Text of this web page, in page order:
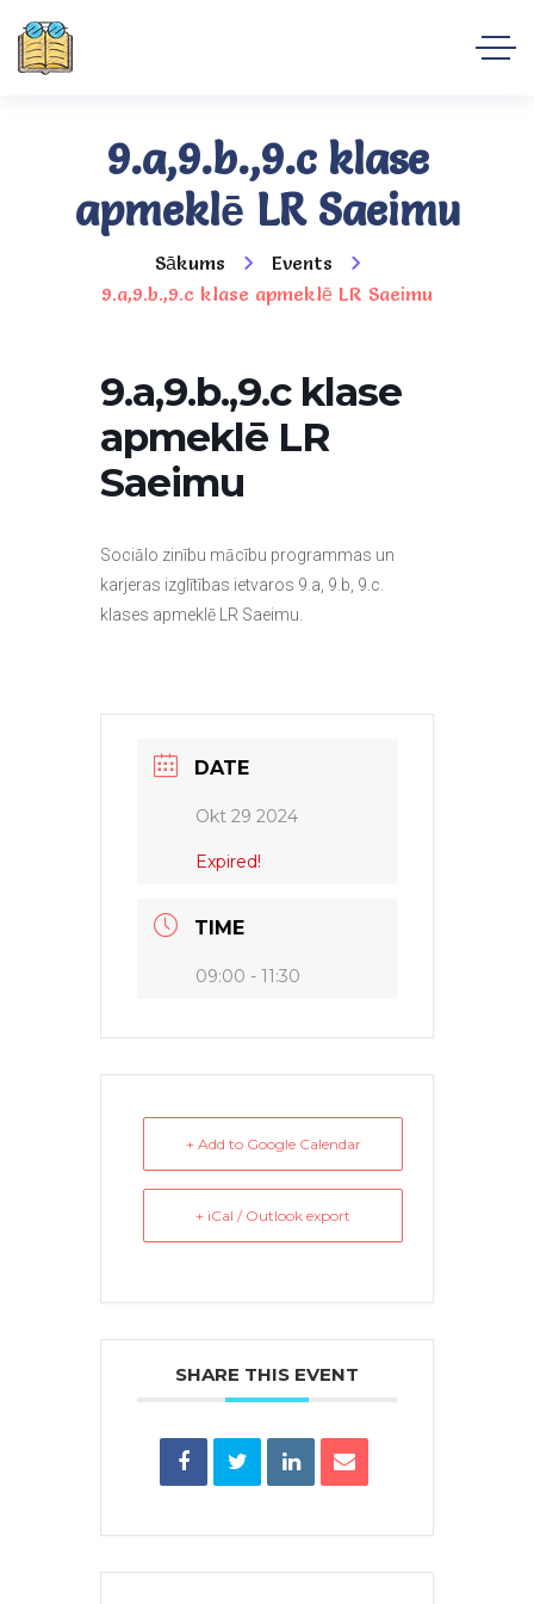
9.a,9.b.,9.c klase
apmeklē LR Saeimu
Sākums
Events
9.a,9.b.,9.c klase apmeklē LR Saeimu
9.a,9.b.,9.c klase
apmeklē LR
Saeimu
Sociālo zinību mācību programmas un
karjeras izglītības ietvaros 9.a, 9.b, 9.c.
klases apmeklē LR Saeimu.
DATE
Okt 29 2024
Expired!
TIME
09:00 - 11:30
+ Add to Google Calendar
+ iCal / Outlook export
SHARE THIS EVENT